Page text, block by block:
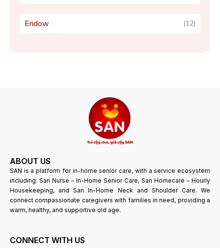
Endow (12)
ABOUT US
SAN is a platform for in-home senior care, with a service ecosystem
including: San Nurse – In-Home Senior Care, San Homecare – Hourly
Housekeeping, and San In-Home Neck and Shoulder Care. We
connect compassionate caregivers with families in need, providing a
warm, healthy, and supportive old age.
CONNECT WITH US